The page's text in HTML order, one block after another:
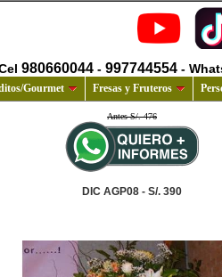
980660044 - 997744554 -
Gourmet Fresas y Fruteros
Antes S/. 476
DIC AGP08 - S/. 390